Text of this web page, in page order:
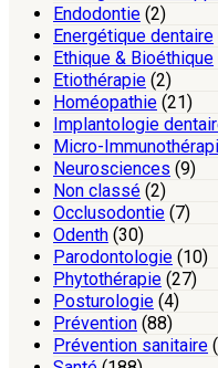
Endodontie (2)
Energétique dentaire
Ethique & Bioéthique
Etiothérapie (2)
Homéopathie (21)
Implantologie
Micro-
Neurosciences (9)
Non classé (2)
Occlusodontie (7)
Odenth (30)
Parodontologie (10)
Phytothérapie (27)
Posturologie (4)
Prévention (88)
Prévention sanitaire